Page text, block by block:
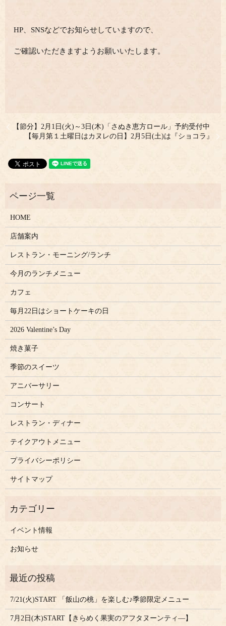
HP、SNSなどでお知らせしていますので、
ご確認いただきますようお願いいたします。
【節分】2月1日(火)～3日(木)「さぬき恵方ロール」予約受付中
【毎月第１土曜日はカヌレの日】2月5日(土)は『ショコラ』
HOME
店舗案内
レストラン・モーニング/ランチ
今月のランチメニュー
カフェ
毎月22日はショートケーキの日
2026 Valentine’s Day
焼き菓子
季節のスイーツ
アニバーサリー
コンサート
レストラン・ディナー
テイクアウトメニュー
プライバシーポリシー
サイトマップ
イベント情報
お知らせ
7/21(火)START 「飯山の桃」を楽しむ♪季節限定メニュー
7月2日(木)START【きらめく果実のアフタヌーンティ―】